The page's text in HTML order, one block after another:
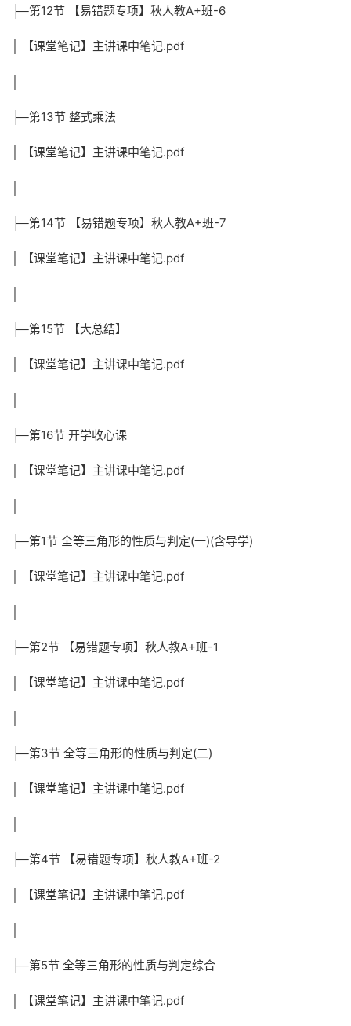
├─第12节 【易错题专项】秋人教A+班-6
│ 【课堂笔记】主讲课中笔记.pdf
├─第13节 整式乘法
│ 【课堂笔记】主讲课中笔记.pdf
├─第14节 【易错题专项】秋人教A+班-7
│ 【课堂笔记】主讲课中笔记.pdf
├─第15节 【大总结】
│ 【课堂笔记】主讲课中笔记.pdf
├─第16节 开学收心课
│ 【课堂笔记】主讲课中笔记.pdf
├─第1节 全等三角形的性质与判定(一)(含导学)
│ 【课堂笔记】主讲课中笔记.pdf
├─第2节 【易错题专项】秋人教A+班-1
│ 【课堂笔记】主讲课中笔记.pdf
├─第3节 全等三角形的性质与判定(二)
│ 【课堂笔记】主讲课中笔记.pdf
├─第4节 【易错题专项】秋人教A+班-2
│ 【课堂笔记】主讲课中笔记.pdf
├─第5节 全等三角形的性质与判定综合
│ 【课堂笔记】主讲课中笔记.pdf